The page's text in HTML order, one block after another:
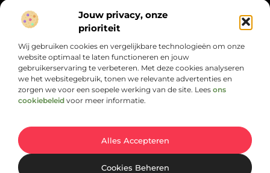
Jouw privacy, onze
prioriteit
Wij gebruiken cookies en vergelijkbare technologieën om onze
website optimaal te laten functioneren en jouw
gebruikerservaring te verbeteren. Met deze cookies analyseren
we het websitegebruik, tonen we relevante advertenties en
zorgen we voor een soepele werking van de site. Lees ons
cookiebeleid voor meer informatie.
Alles Accepteren
Cookies Beheren
@2025 All Right Reserved.
Bericht categorie